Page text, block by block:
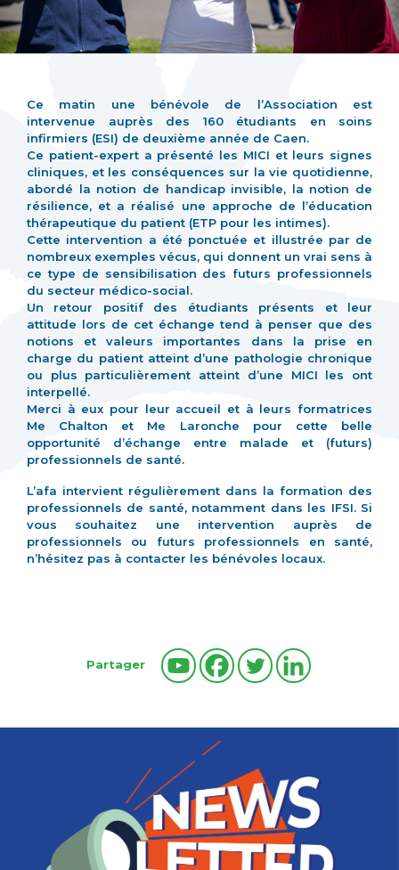
Ce matin une bénévole de l’Association est
intervenue auprès des 160 étudiants en soins
infirmiers (ESI) de deuxième année de Caen.
Ce patient-expert a présenté les MICI et leurs signes
cliniques, et les conséquences sur la vie quotidienne,
abordé la notion de handicap invisible, la notion de
résilience, et a réalisé une approche de l’éducation
thérapeutique du patient (ETP pour les intimes).
Cette intervention a été ponctuée et illustrée par de
nombreux exemples vécus, qui donnent un vrai sens à
ce type de sensibilisation des futurs professionnels
du secteur médico-social.
Un retour positif des étudiants présents et leur
attitude lors de cet échange tend à penser que des
notions et valeurs importantes dans la prise en
charge du patient atteint d’une pathologie chronique
ou plus particulièrement atteint d’une MICI les ont
interpellé.
Merci à eux pour leur accueil et à leurs formatrices
Me Chalton et Me Laronche pour cette belle
opportunité d’échange entre malade et (futurs)
professionnels de santé.
L’afa intervient régulièrement dans la formation des
professionnels de santé, notamment dans les IFSI. Si
vous souhaitez une intervention auprès de
professionnels ou futurs professionnels en santé,
n’hésitez pas à contacter les bénévoles locaux.
Partager